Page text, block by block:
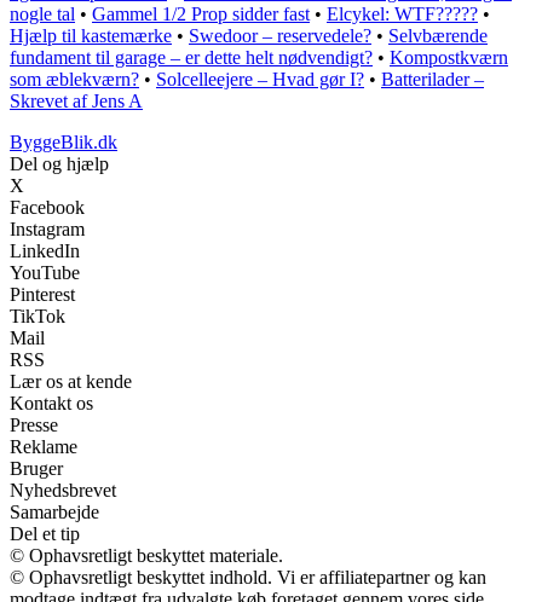
nogle tal • Gammel 1/2 Prop sidder fast • Elcykel: WTF????? •
Hjælp til kastemærke • Swedoor – reservedele? • Selvbærende
fundament til garage – er dette helt nødvendigt? • Kompostkværn
som æblekværn? • Solcelleejere – Hvad gør I? • Batterilader –
Skrevet af Jens A
ByggeBlik.dk
Del og hjælp
X
Facebook
Instagram
LinkedIn
YouTube
Pinterest
TikTok
Mail
RSS
Lær os at kende
Kontakt os
Presse
Reklame
Bruger
Nyhedsbrevet
Samarbejde
Del et tip
© Ophavsretligt beskyttet materiale.
© Ophavsretligt beskyttet indhold. Vi er affiliatepartner og kan